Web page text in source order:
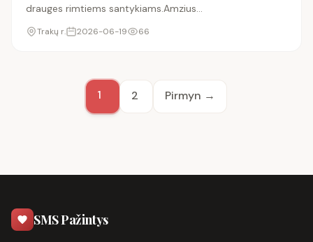
drauges rimtiems santykiams.Amzius
nesvarbu.Svarbu kad rastume bendra kalba.Ir arciau
Traku.
Trakų r. 2026-06-19 66
1 2 Pirmyn →
SMS Pažintys